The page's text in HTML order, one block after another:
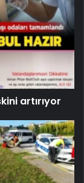
artırıyor